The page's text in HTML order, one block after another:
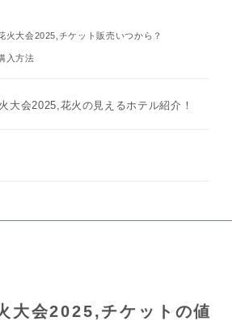
火大会2025,チケット販売いつから？
入方法
大会2025,花火の見えるホテル紹介！
大会2025,チケットの値